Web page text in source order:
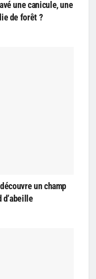
une canicule, une
de forêt ?
un champ